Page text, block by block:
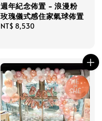
週年紀念佈置 - 浪漫粉
玫瑰儀式感住家氣球佈置
Regular
NT$ 8,530